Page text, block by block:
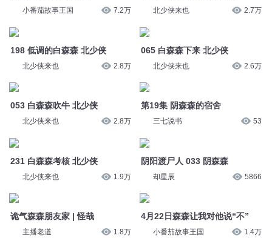
小番茄故事王国 7.2万
198 低调的白森森 北少侠
北少侠来也 2.8万
053 白森森吹牛 北少侠
北少侠来也 2.8万
231 白森森考核 北少侠
北少侠来也 1.9万
诡气森森朋友家 | 怪哉
主播老道 1.8万
北少侠来也 2.7万
065 白森森下来 北少侠
北少侠来也 2.6万
第19集 阴森森的宿舍
三七说书 53
阴阳渡尸人 033 阴森森
却星辰 5866
4月22日森森让我对他说“不”
小番茄故事王国 1.4万